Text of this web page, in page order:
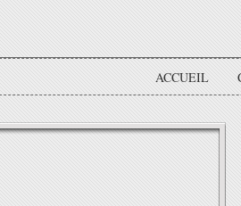
ACCUEIL